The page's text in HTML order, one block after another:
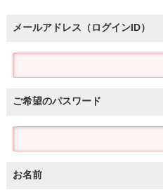
メールアドレス（ログインID）
ご希望のパスワード
お名前